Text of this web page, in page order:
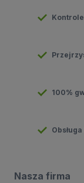
100%
Nasza firma